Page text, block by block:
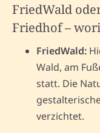
FriedWald
Friedhof –
FriedWald:
Wald, am
statt. Die
verzichtet.